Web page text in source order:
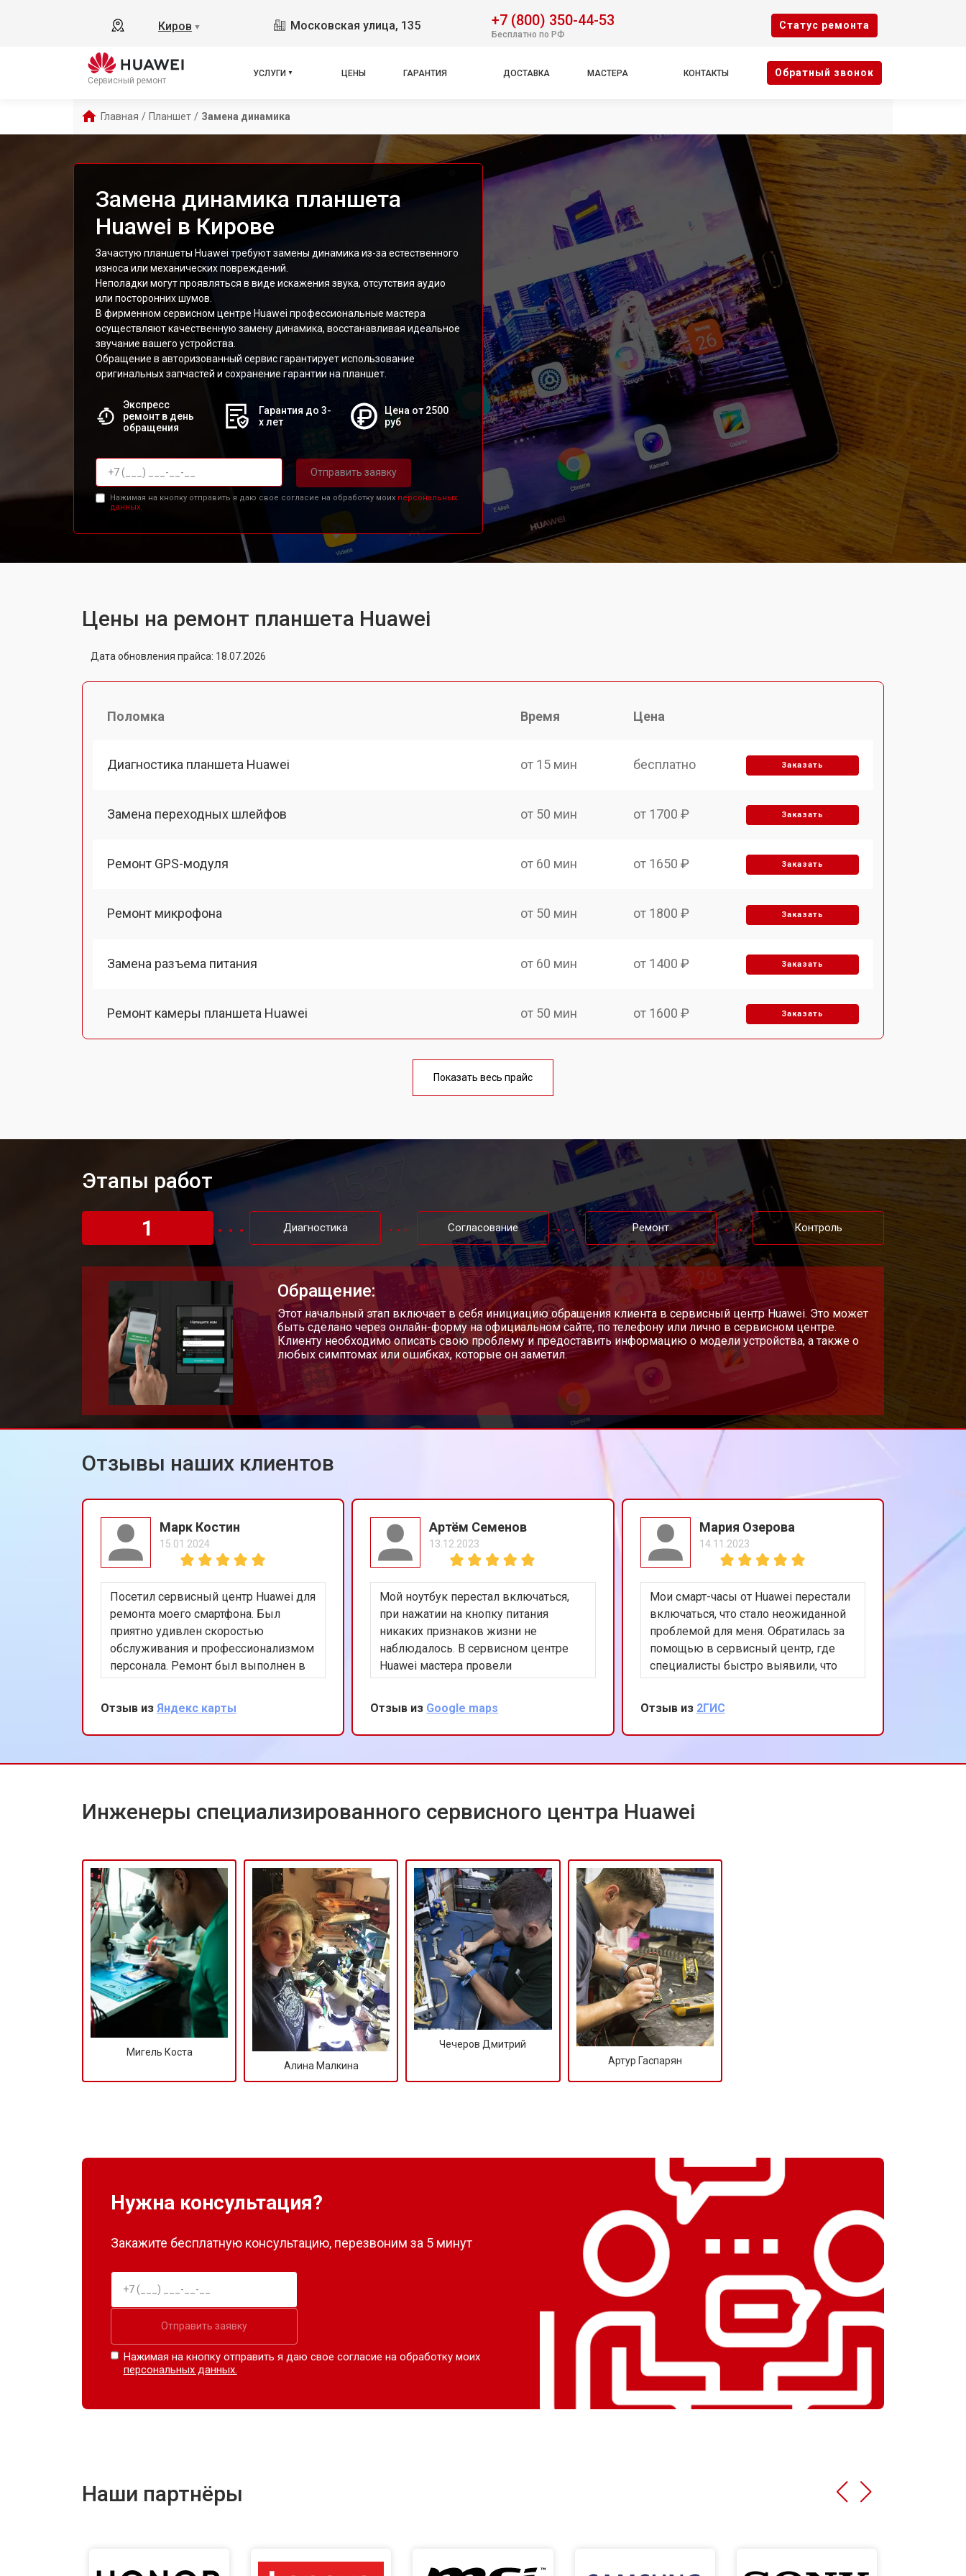
Киров ▼ Московская улица, 135 +7 (800) 350-44-53
Бесплатно по РФ
Cтатус ремонта
Сервисный ремонт
УСЛУГИ ЦЕНЫ ГАРАНТИЯ ДОСТАВКА МАСТЕРА КОНТАКТЫ Oбратный звонок
Главная / Планшет / Замена динамика
Замена динамика планшета
Huawei в Кирове
Зачастую планшеты Huawei требуют замены динамика из-за естественного
износа или механических повреждений.
Неполадки могут проявляться в виде искажения звука, отсутствия аудио
или посторонних шумов.
В фирменном сервисном центре Huawei профессиональные мастера
осуществляют качественную замену динамика, восстанавливая идеальное
звучание вашего устройства.
Обращение в авторизованный сервис гарантирует использование
оригинальных запчастей и сохранение гарантии на планшет.
Экспресс
ремонт в день
обращения
Гарантия до 3-
х лет
Цена от 2500
руб
Отправить заявку
Нажимая на кнопку отправить я даю свое согласие на обработку моих персональных
данных.
Цены на ремонт планшета Huawei
Дата обновления прайса: 18.07.2026
Поломка Время Цена
Диагностика планшета Huawei от 15 мин бесплатно Заказать
Замена переходных шлейфов от 50 мин от 1700 ₽ Заказать
Ремонт GPS-модуля от 60 мин от 1650 ₽ Заказать
Ремонт микрофона от 50 мин от 1800 ₽ Заказать
Замена разъема питания от 60 мин от 1400 ₽ Заказать
Ремонт камеры планшета Huawei от 50 мин от 1600 ₽ Заказать
от 70 мин
Замена задней крышки от 50 мин от 1800 ₽ Заказать
Замена дисплея (экрана) от 90 мин от 3200 ₽ Заказать
Замена аккумулятора от 50 мин от 1500 ₽ Заказать
Замена Wi-Fi планшета Huawei от 60 мин от 1700 ₽ Заказать
Замена материнской платы от 60 мин от 3200 ₽
Замена кнопок планшета Huawei Заказать
Показать весь прайс
Этапы работ
1
Диагностика Согласование Ремонт Контроль
Обращение:
Этот начальный этап включает в себя инициацию обращения клиента в сервисный центр Huawei. Это может
быть сделано через онлайн-форму на официальном сайте, по телефону или лично в сервисном центре.
Клиенту необходимо описать свою проблему и предоставить информацию о модели устройства, а также о
любых симптомах или ошибках, которые он заметил.
Отзывы наших клиентов
Марк Костин
15.01.2024
Посетил сервисный центр Huawei для
ремонта моего смартфона. Был
приятно удивлен скоростью
обслуживания и профессионализмом
персонала. Ремонт был выполнен в
тот же день, что сэкономило мне
много времени. Особенно
порадовало использование
оригинальных запчастей, благодаря
Рекомендую этот сервис всем
Отзыв из Яндекс карты
Артём Семенов
13.12.2023
Мой ноутбук перестал включаться,
при нажатии на кнопку питания
никаких признаков жизни не
наблюдалось. В сервисном центре
Huawei мастера провели
комплексную диагностику, выявив
неисправность материнской платы
как первопричину проблемы, после
чего заменили её. Ждать пришлось 3
цена и качество работы меня
Отзыв из Google maps
Мария Озерова
14.11.2023
Мои смарт-часы от Huawei перестали
включаться, что стало неожиданной
проблемой для меня. Обратилась за
помощью в сервисный центр, где
специалисты быстро выявили, что
причиной поломки является
изношенный аккумулятор. После
замены батарейки также решили
обновить ПО, чтобы меньше ели
понравился, мастерам благодарочка
Отзыв из 2ГИС
Инженеры специализированного сервисного центра Huawei
Мигель Коста
Алина Малкина
Чечеров Дмитрий
Артур Гаспарян
Нужна консультация?
Закажите бесплатную консультацию, перезвоним за 5 минут
Отправить заявку
Нажимая на кнопку отправить я даю свое согласие на обработку моих
персональных данных.
Наши партнёры